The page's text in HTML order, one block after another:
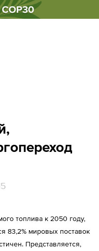
топлива к 2050 году,
83,2% мировых поставок
Представляется,